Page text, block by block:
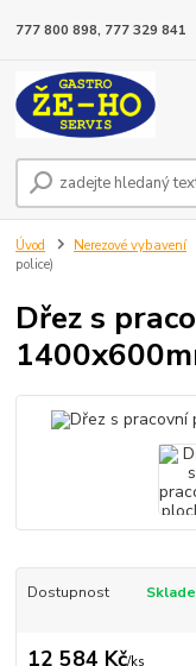
777 800 898, 777 329 841
Úvod Nerezové vybavení
police)
Dřez s
Dostupnost
12 584 Kč/ks